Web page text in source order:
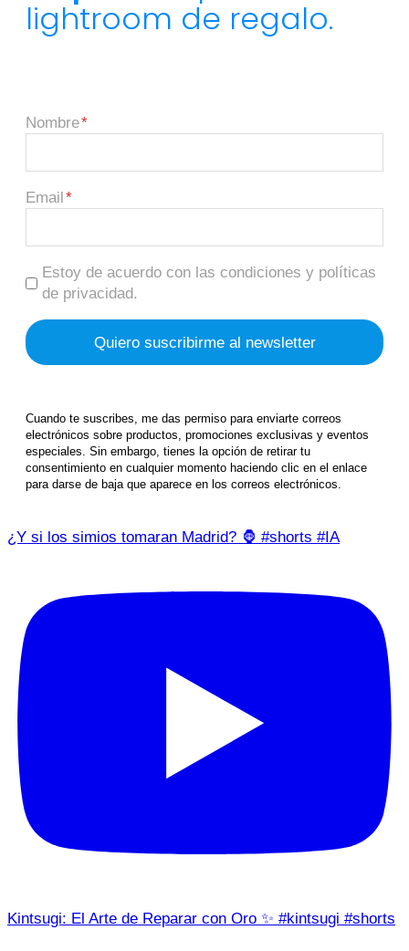
lightroom de regalo.
Nombre
Email
Estoy de acuerdo con las condiciones y políticas
de privacidad.
Cuando te suscribes, me das permiso para enviarte correos
electrónicos sobre productos, promociones exclusivas y eventos
especiales. Sin embargo, tienes la opción de retirar tu
consentimiento en cualquier momento haciendo clic en el enlace
para darse de baja que aparece en los correos electrónicos.
¿Y si los simios tomaran Madrid? 🦍 #shorts #IA
Kintsugi: El Arte de Reparar con Oro ✨ #kintsugi #shorts